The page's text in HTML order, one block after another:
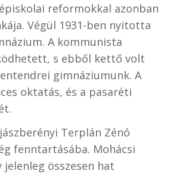
reformokkal azonban
Végül 1931-ben nyitotta
A kommunista
s ebből kettő volt
gimnáziumunk. A
oktatás, és a pasaréti
Terplán Zénó
fenntartásába. Mohácsi
összesen hat